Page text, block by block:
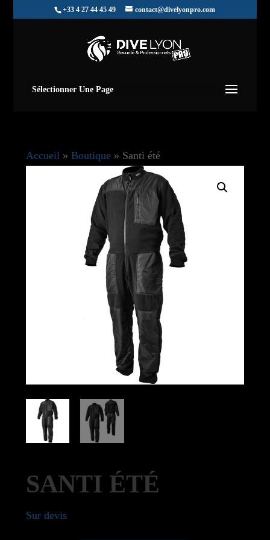
+33 4 27 44 45 49 contact@divelyonpro.com
Sélectionner Une Page
Accueil» Boutique» Santi été
SANTI ÉTÉ
Sur devis